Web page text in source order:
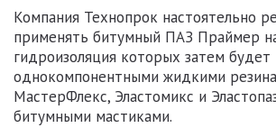
Компания Технопрок настоятельно
применять битумный ПАЗ Праймер
гидроизоляция которых затем будет
однокомпонентными жидкими
МастерФлекс, Эластомикс и
битумными мастиками.